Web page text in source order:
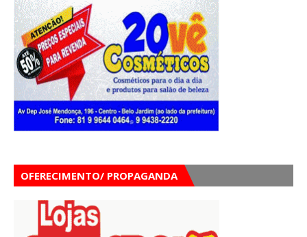
OFERECIMENTO/ PROPAGANDA